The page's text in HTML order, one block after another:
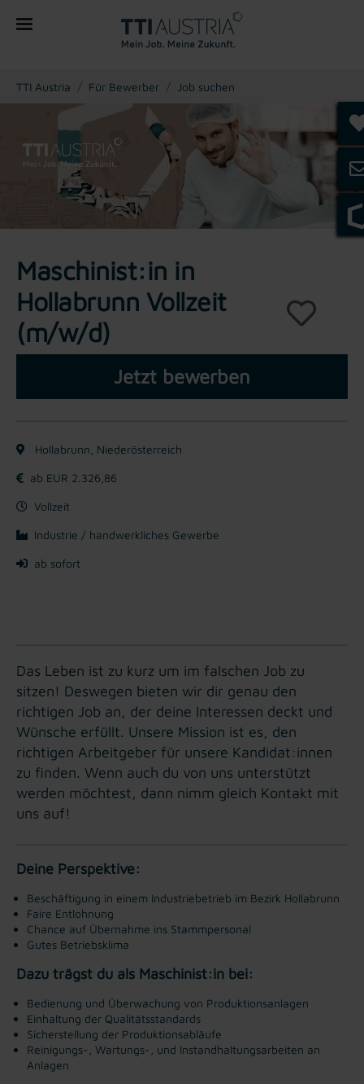
You are here:
TTI Austria Für Bewerber Job suchen
Maschinist:in in
Hollabrunn Vollzeit
(m/w/d)
Jetzt bewerben
Hollabrunn, Niederösterreich
ab EUR 2.326,86
Vollzeit
Industrie / handwerkliches Gewerbe
ab sofort
Das Leben ist zu kurz um im falschen Job zu
sitzen! Deswegen bieten wir dir genau den
richtigen Job an, der deine Interessen deckt und
Wünsche erfüllt. Unsere Mission ist es, den
richtigen Arbeitgeber für unsere Kandidat:innen
zu finden. Wenn auch du von uns unterstützt
werden möchtest, dann nimm gleich Kontakt mit
uns auf!
Deine Perspektive:
Beschäftigung in einem Industriebetrieb im Bezirk Hollabrunn
Faire Entlohnung
Chance auf Übernahme ins Stammpersonal
Gutes Betriebsklima
Dazu trägst du als Maschinist:in bei:
Bedienung und Überwachung von Produktionsanlagen
Einhaltung der Qualitätsstandards
Sicherstellung der Produktionsabläufe
Reinigungs-, Wartungs-, und Instandhaltungsarbeiten an
Anlagen